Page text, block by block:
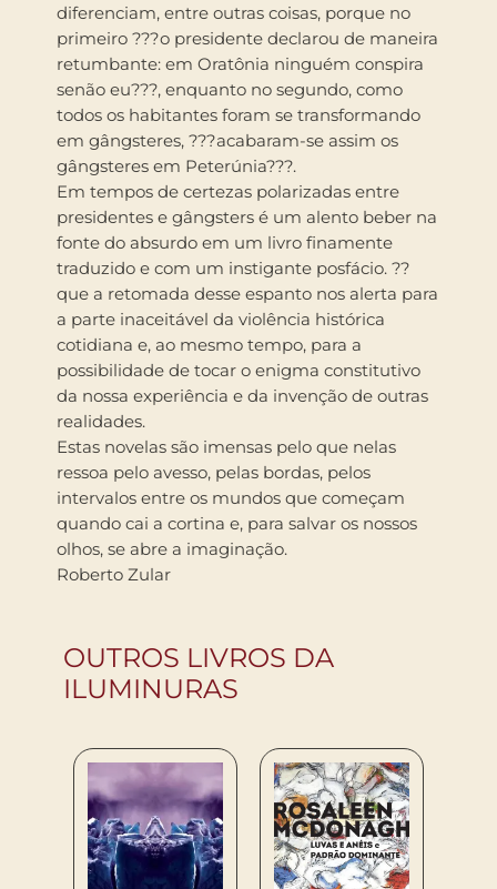
diferenciam, entre outras coisas, porque no
primeiro ???o presidente declarou de maneira
retumbante: em Oratônia ninguém conspira
senão eu???, enquanto no segundo, como
todos os habitantes foram se transformando
em gângsteres, ???acabaram-se assim os
gângsteres em Peterúnia???.
Em tempos de certezas polarizadas entre
presidentes e gângsters é um alento beber na
fonte do absurdo em um livro finamente
traduzido e com um instigante posfácio. ??
que a retomada desse espanto nos alerta para
a parte inaceitável da violência histórica
cotidiana e, ao mesmo tempo, para a
possibilidade de tocar o enigma constitutivo
da nossa experiência e da invenção de outras
realidades.
Estas novelas são imensas pelo que nelas
ressoa pelo avesso, pelas bordas, pelos
intervalos entre os mundos que começam
quando cai a cortina e, para salvar os nossos
olhos, se abre a imaginação.
Roberto Zular
OUTROS LIVROS DA
ILUMINURAS